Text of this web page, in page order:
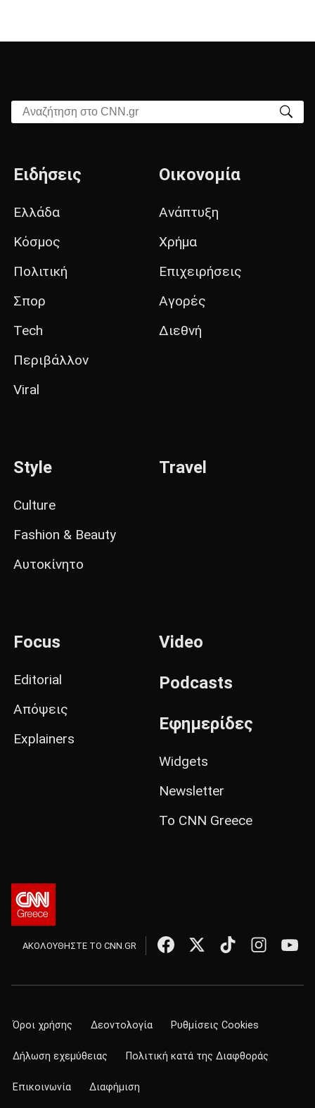
Αναζήτηση στο CNN.gr
Ειδήσεις
Ελλάδα
Κόσμος
Πολιτική
Σπορ
Tech
Περιβάλλον
Viral
Οικονομία
Ανάπτυξη
Χρήμα
Επιχειρήσεις
Αγορές
Διεθνή
Style
Culture
Fashion & Beauty
Αυτοκίνητο
Travel
Focus
Editorial
Απόψεις
Explainers
Video
Podcasts
Εφημερίδες
Widgets
Newsletter
Το CNN Greece
ΑΚΟΛΟΥΘΗΣΤΕ ΤΟ CNN.GR
Όροι χρήσης Δεοντολογία Ρυθμίσεις Cookies
Δήλωση εχεμύθειας Πολιτική κατά της Διαφθοράς
Επικοινωνία Διαφήμιση